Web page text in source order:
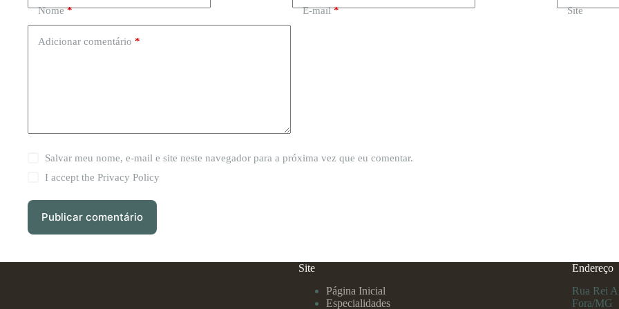
Nome* E-mail* Site
Adicionar comentário *
Salvar meu nome, e-mail e site neste navegador para a próxima vez que eu comentar.
I accept thePrivacy Policy
Publicar comentário
Site
Página Inicial
Especialidades
Endereço
Rua Rei
Fora/MG